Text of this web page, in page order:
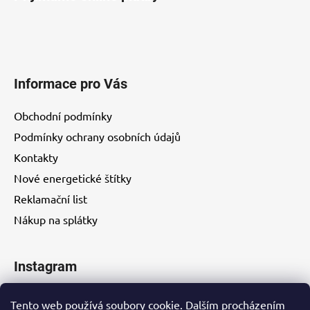
Tento web používá soubory cookie. Dalším procházením
Informace pro Vás
Obchodní podmínky
Podmínky ochrany osobních údajů
Kontakty
Nové energetické štítky
Reklamační list
Nákup na splátky
Instagram